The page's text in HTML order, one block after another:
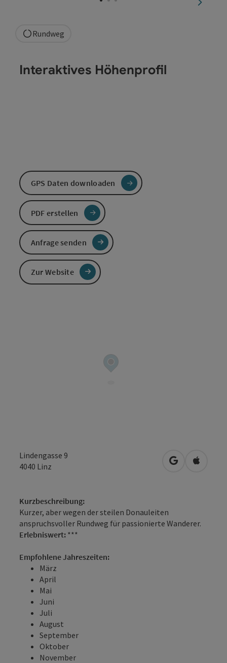
Rundweg
Lindengasse 9
4040 Linz in Google
in
Kurzbeschreibung:
Kurzer, aber wegen der steilen Donauleiten
anspruchsvoller Rundweg für passionierte Wanderer.
Erlebniswert: ***
Empfohlene Jahreszeiten:
März
April
Mai
Juni
Juli
August
September
Oktober
November
Interaktives Höhenprofil
GPS Daten downloaden
PDF erstellen
Anfrage senden
Zur Website